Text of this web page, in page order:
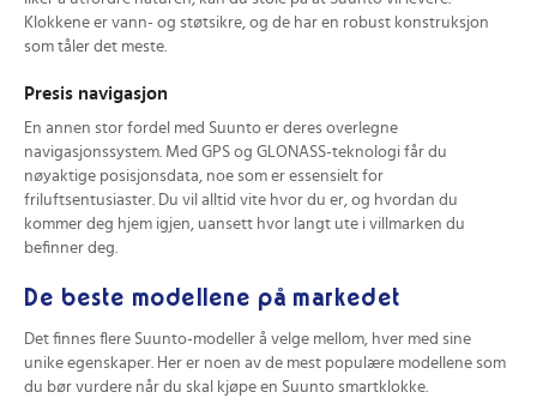
Klokkene er vann- og støtsikre, og de har en robust konstruksjon
som tåler det meste.
Presis navigasjon
En annen stor fordel med Suunto er deres overlegne
navigasjonssystem. Med GPS og GLONASS-teknologi får du
nøyaktige posisjonsdata, noe som er essensielt for
friluftsentusiaster. Du vil alltid vite hvor du er, og hvordan du
kommer deg hjem igjen, uansett hvor langt ute i villmarken du
befinner deg.
De beste modellene på markedet
Det finnes flere Suunto-modeller å velge mellom, hver med sine
unike egenskaper. Her er noen av de mest populære modellene som
du bør vurdere når du skal kjøpe en Suunto smartklokke.